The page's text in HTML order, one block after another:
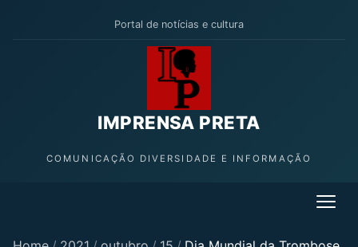
Portal de notícias e cultura
IMPRENSA PRETA
COMUNICAÇÃO DIVERSIDADE E INFORMAÇÃO